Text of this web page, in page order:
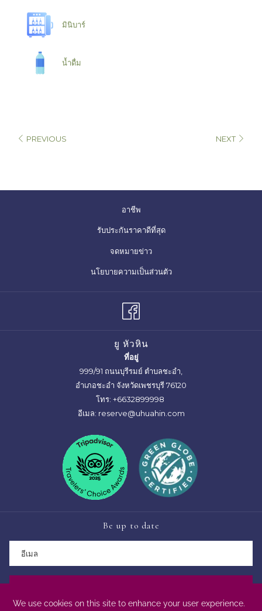
มินิบาร์
น้ำดื่ม
PREVIOUS NEXT
อาชีพเปิด
ใหม่
รับประกันราคาดีที่สุด
จดหมายข่าว
นโยบายความเป็นส่วนตัวเปิด
ยู หัวหิน
ที่อยู่
999/91 ถนนบุรีรมย์ ตำบลชะอำ,
อำเภอชะอำ จังหวัดเพชรบุรี 76120
โทร: +6632899998
อีเมล: reserve@uhuahin.com
Be up to date